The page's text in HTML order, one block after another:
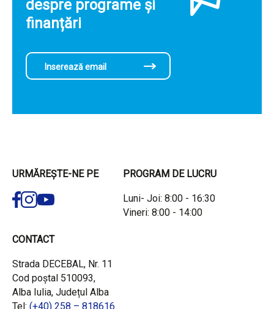
despre programe și
finanțări
URMĂREȘTE-NE PE PROGRAM DE LUCRU
Luni- Joi: 8:00 - 16:30
Vineri: 8:00 - 14:00
CONTACT
Strada DECEBAL, Nr. 11
Cod poștal 510093,
Alba Iulia, Județul Alba
Tel: (+40) 258 – 818616